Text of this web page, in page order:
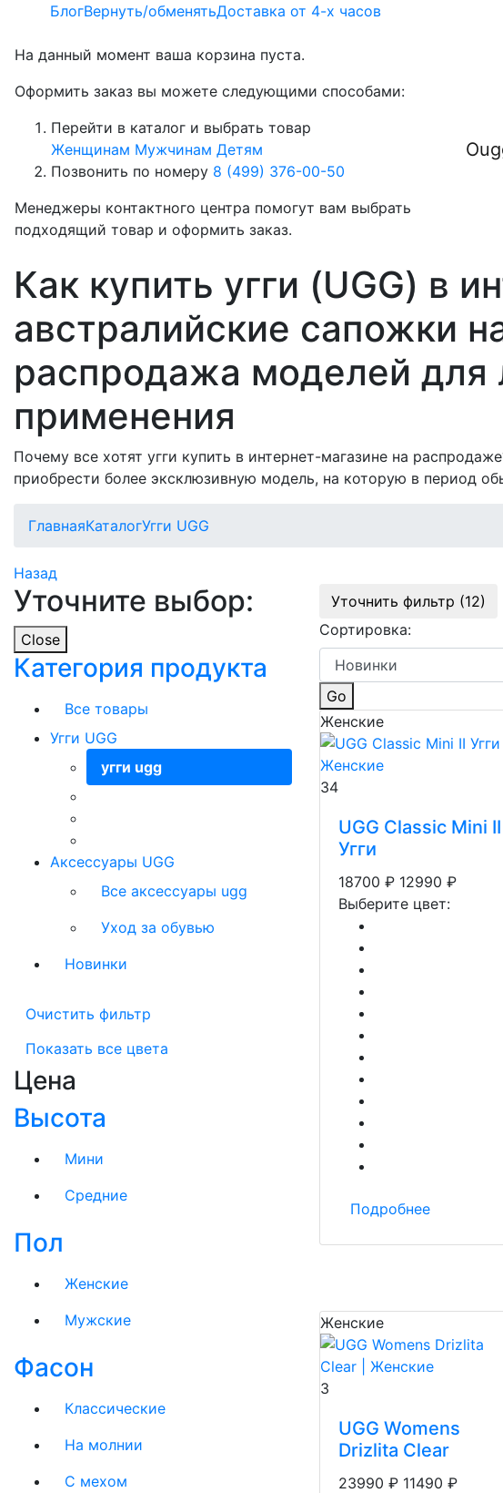
БлогВернуть/обменятьДоставка от 4-х часов
На данный момент ваша корзина пуста.
Оформить заказ вы можете следующими способами:
Перейти в каталог и выбрать товар
Женщинам Мужчинам Детям
Позвонить по номеру 8 (499) 376-00-50
Менеджеры контактного центра помогут вам выбрать
подходящий товар и оформить заказ.
Как купить угги (UGG) в
австралийские сапожки
распродажа моделей
применения
Почему все хотят угги купить в интернет-магазине на
приобрести более эксклюзивную модель, на которую в период
ГлавнаяКаталогУгги UGG
Назад
Уточните выбор:
Close
Категория продукта
Все товары
Угги UGG
угги ugg
Аксессуары UGG
Все аксессуары ugg
Уход за обувью
Новинки
Очистить фильтр
Показать все цвета
Цена
Высота
Мини
Средние
Пол
Женские
Мужские
Фасон
Классические
На молнии
C мехом
Уточнить фильтр (12)
Сортировка:
Go
Женские
34
UGG Classic Mini II
Угги
18700 ₽ 12990 ₽
Выберите цвет:
Подробнее
Женские
3
UGG Womens
Drizlita Clear
23990 ₽ 11490 ₽